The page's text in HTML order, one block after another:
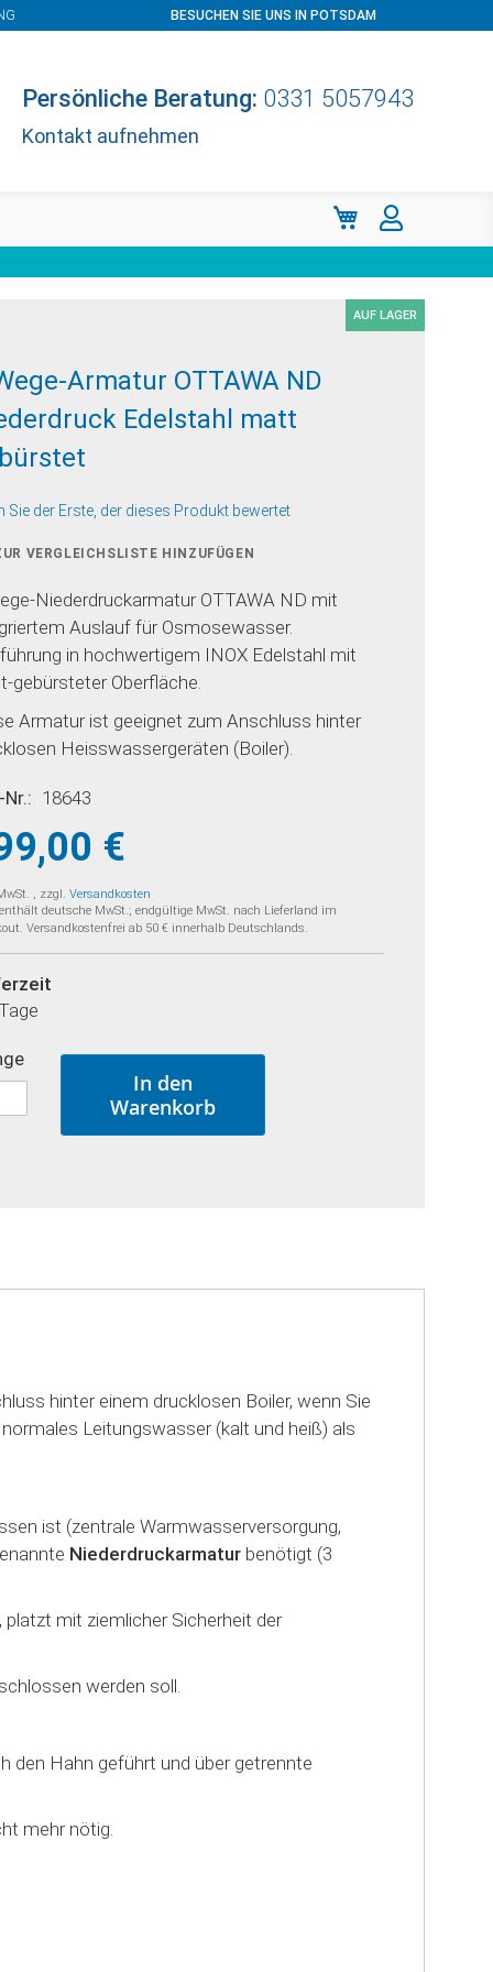
BESUCHEN SIE UNS IN POTSDAM
Persönliche Beratung: 0331 5057943
Kontakt aufnehmen
Mein Warenkorb
AUF LAGER
Armatur OTTAWA ND
Edelstahl matt
Sie der Erste, der dieses Produkt bewertet
VERGLEICHSLISTE HINZUFÜGEN
Niederdruckarmatur OTTAWA ND mit
Auslauf für Osmosewasser.
in hochwertigem INOX Edelstahl mit
gebürsteter Oberfläche.
Armatur ist geeignet zum Anschluss hinter
Heisswassergeräten (Boiler).
18643
€
, zzgl.Versandkosten
deutsche MwSt.; endgültige MwSt. nach Lieferland im
Versandkostenfrei ab 50 € innerhalb Deutschlands.
In den
Warenkorb
hinter einem drucklosen Boiler, wenn Sie
Leitungswasser (kalt und heiß) als
ist (zentrale Warmwasserversorgung,
Niederdruckarmatur benötigt (3
mit ziemlicher Sicherheit der
werden soll.
den Hahn geführt und über getrennte
mehr nötig.